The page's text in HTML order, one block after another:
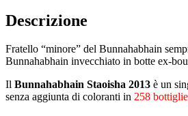
Descrizione
Fratello “minore” del Bunnahabhain
Bunnahabhain invecchiato in botte ex-
Il Bunnahabhain Staoisha 2013 è un
senza aggiunta di coloranti in 258 bottiglie